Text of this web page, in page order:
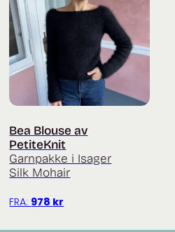
Bea Blouse av
PetiteKnit
Garnpakke i Isager
Silk Mohair
FRA: 978 kr